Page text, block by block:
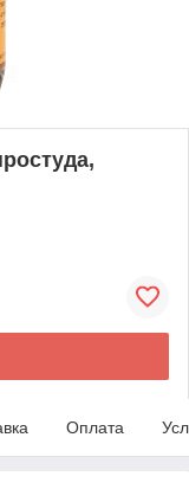
Оплата